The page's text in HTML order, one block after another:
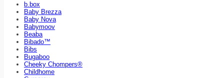
b.box
Baby Brezza
Baby Nova
Babymoov
Beaba
Bibado™
Bibs
Bugaboo
Cheeky Chompers®
Childhome